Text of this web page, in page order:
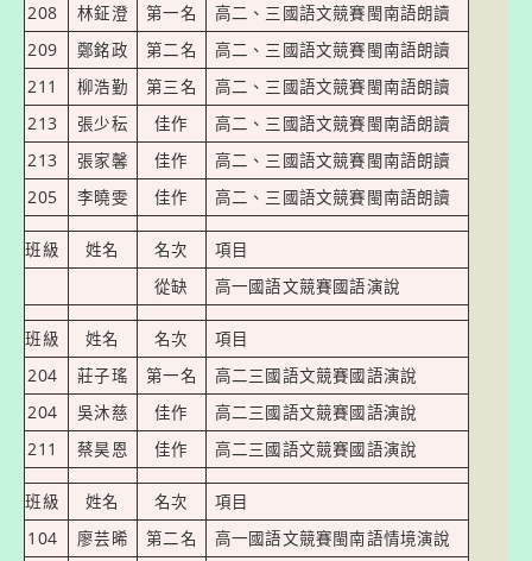
208
林鉦澄 第一名
高二、三國語文競賽閩南語朗讀
209
鄭銘政 第二名
高二、三國語文競賽閩南語朗讀
211
柳浩勤 第三名
高二、三國語文競賽閩南語朗讀
213
張少秐 佳作
高二、三國語文競賽閩南語朗讀
213
張家馨 佳作
高二、三國語文競賽閩南語朗讀
205
李曉雯 佳作 高二、三國語文競賽閩南語朗讀
班級 姓名 名次
項目
從缺
高一國語文競賽國語演說
班級 姓名 名次
項目
204
莊子瑤 第一名
高二三國語文競賽國語演說
204
吳沐慈 佳作
高二三國語文競賽國語演說
211
蔡昊恩 佳作 高二三國語文競賽國語演說
班級 姓名 名次
項目
104
廖芸晞 第二名 高一國語文競賽閩南語情境演說